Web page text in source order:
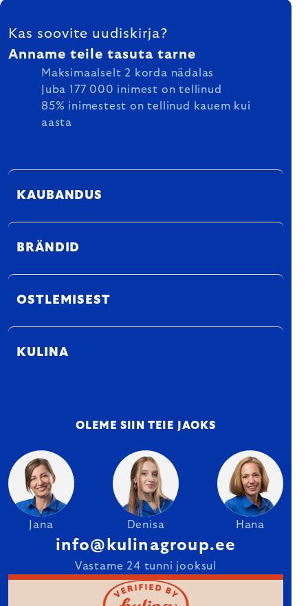
FOOTER
Kas soovite uudiskirja?
Anname teile tasuta tarne
Maksimaalselt 2 korda nädalas
Juba 177 000 inimest on tellinud
85% inimestest on tellinud kauem kui
aasta
KAUBANDUS
BRÄNDID
OSTLEMISEST
KULINA
OLEME SIIN TEIE JAOKS
Jana Denisa Hana
info@kulinagroup.ee
Vastame 24 tunni jooksul